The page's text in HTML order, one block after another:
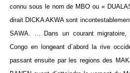
connu sous le nom de MBO ou «
dirait DICKA AKWA sont
SAWA. … Dans un courant migratoire,
Congo en longeant d´abord la rive
passant ensuite par les regions des